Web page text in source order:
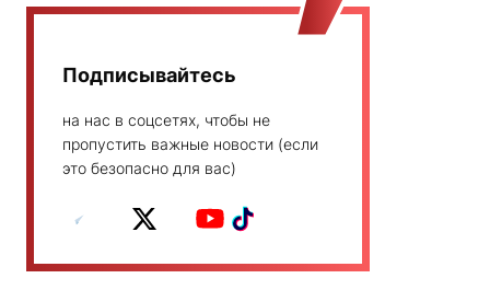
Подписывайтесь
на нас в соцсетях, чтобы не
пропустить важные новости (если
это безопасно для вас)